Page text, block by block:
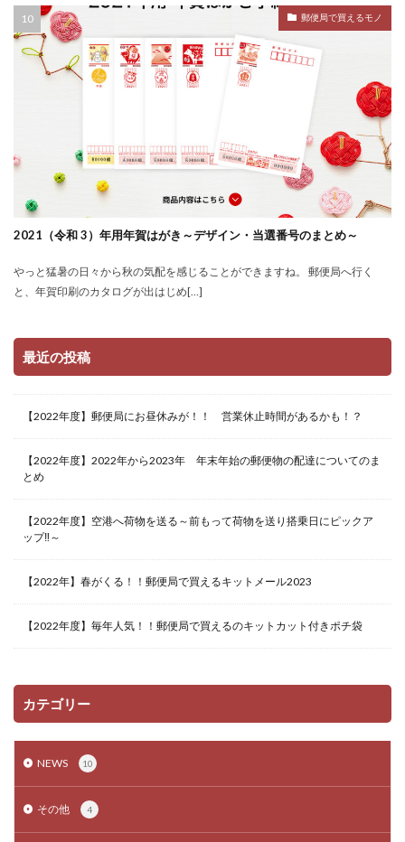
郵便局で買えるモノ
2021（令和 3）年用年賀はがき～デザイン・当選番号のまとめ～
やっと猛暑の日々から秋の気配を感じることができますね。 郵便局へ行く
と、年賀印刷のカタログが出はじめ[…]
最近の投稿
【2022年度】郵便局にお昼休みが！！ 営業休止時間があるかも！？
【2022年度】2022年から2023年 年末年始の郵便物の配達についてのま
とめ
【2022年度】空港へ荷物を送る～前もって荷物を送り搭乗日にピックア
ップ‼～
【2022年】春がくる！！郵便局で買えるキットメール2023
【2022年度】毎年人気！！郵便局で買えるのキットカット付きポチ袋
カテゴリー
NEWS 10
その他 4